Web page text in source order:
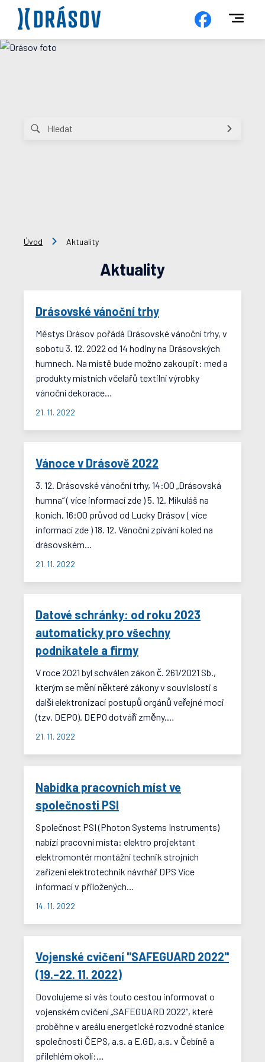
Úvod Aktuality
Aktuality
Drásovské vánoční trhy
Městys Drásov pořádá Drásovské vánoční trhy, v
sobotu 3. 12. 2022 od 14 hodiny na Drásovských
humnech. Na místě bude možno zakoupit: med a
produkty místních včelařů textilní výrobky
vánoční dekorace…
21. 11. 2022
Vánoce v Drásově 2022
3. 12. Drásovské vánoční trhy, 14:00 „Drásovská
humna“ ( více informací zde ) 5. 12. Mikuláš na
koních, 16:00 průvod od Lucky Drásov ( více
informací zde ) 18. 12. Vánoční zpívání koled na
drásovském…
21. 11. 2022
Datové schránky: od roku 2023
automaticky pro všechny
podnikatele a firmy
V roce 2021 byl schválen zákon č. 261/2021 Sb.,
kterým se mění některé zákony v souvislosti s
další elektronizací postupů orgánů veřejné moci
(tzv. DEPO). DEPO dotváří změny,…
21. 11. 2022
Nabídka pracovních míst ve
společnosti PSI
Společnost PSI (Photon Systems Instruments)
nabízí pracovní místa: elektro projektant
elektromontér montážní technik strojních
zařízení elektrotechnik návrhář DPS Více
informací v přiložených…
14. 11. 2022
Vojenské cvičení "SAFEGUARD 2022"
(19.–22. 11. 2022)
Dovolujeme si vás touto cestou informovat o
vojenském cvičení „SAFEGUARD 2022“, které
proběhne v areálu energetické rozvodné stanice
společnosti ČEPS, a.s. a E.GD, a.s. v Čebíně a
přilehlém okolí:…